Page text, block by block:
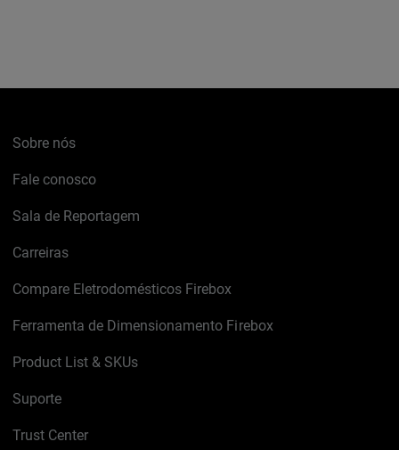
Sobre nós
Fale conosco
Sala de Reportagem
Carreiras
Compare Eletrodomésticos Firebox
Ferramenta de Dimensionamento Firebox
Product List & SKUs
Suporte
Trust Center